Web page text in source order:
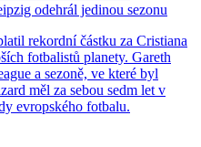
odehrál jedinou sezonu
rekordní částku za Cristiana
fotbalistů planety. Gareth
a sezoně, ve které byl
měl za sebou sedm let v
evropského fotbalu.